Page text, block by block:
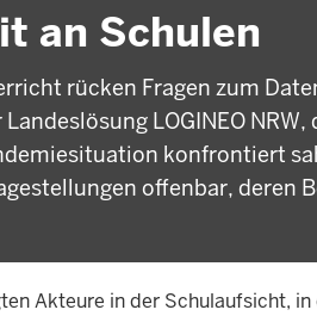
an Schulen
rücken Fragen zum
LOGINEO
konfrontiert
offenbar, deren
Akteure in der Schulaufsicht,